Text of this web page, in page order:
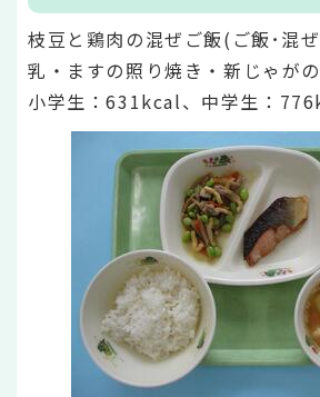
枝豆と鶏肉の混ぜご飯(ご飯･混
乳・ますの照り焼き・新じゃが
小学生：631kcal、中学生：